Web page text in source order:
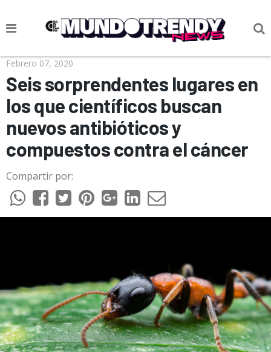
NOTICIAS
CULTURA POP
CIENCIA Y TECNOLOGÍA
VIDA
SOCIEDAD
CULTURIZANDO.COM
Febrero 07, 2020
Seis sorprendentes lugares en
los que científicos buscan
nuevos antibióticos y
compuestos contra el cáncer
Compartir por: